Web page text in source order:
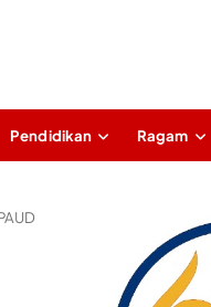
Pendidikan Ragam